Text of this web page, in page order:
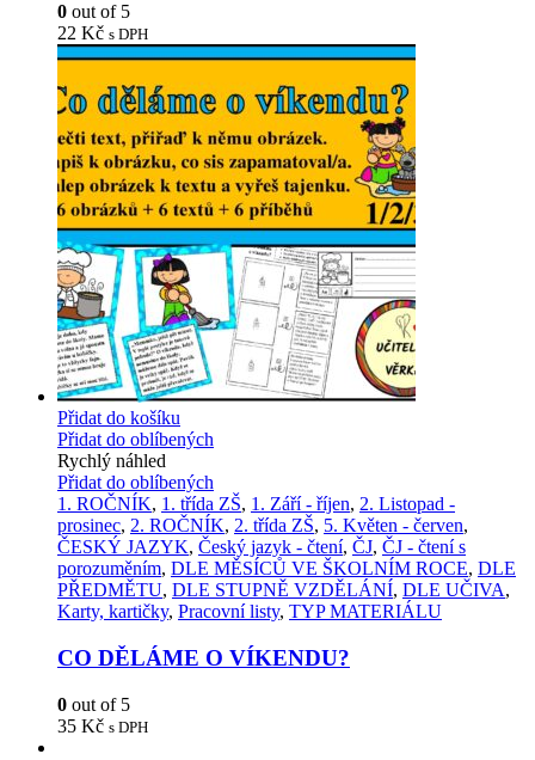
0 out of 5
22 Kč s DPH
Přidat do košíku
Přidat do oblíbených
Rychlý náhled
Přidat do oblíbených
1. ROČNÍK, 1. třída ZŠ, 1. Září - říjen, 2. Listopad -
prosinec, 2. ROČNÍK, 2. třída ZŠ, 5. Květen - červen,
ČESKÝ JAZYK, Český jazyk - čtení, ČJ, ČJ - čtení s
porozuměním, DLE MĚSÍCŮ VE ŠKOLNÍM ROCE, DLE
PŘEDMĚTU, DLE STUPNĚ VZDĚLÁNÍ, DLE UČIVA,
Karty, kartičky, Pracovní listy, TYP MATERIÁLU
CO DĚLÁME O VÍKENDU?
0 out of 5
35 Kč s DPH